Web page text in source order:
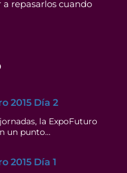
repasarlos cuando
2015 Día 2
la ExpoFuturo
un punto…
2015 Día 1